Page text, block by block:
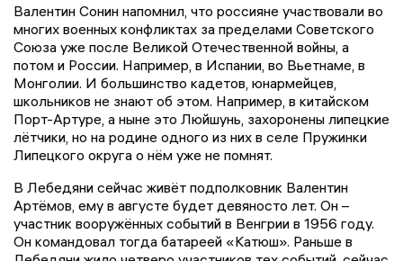
Валентин Сонин напомнил, что россияне участвовали во
многих военных конфликтах за пределами Советского
Союза уже после Великой Отечественной войны, а
потом и России. Например, в Испании, во Вьетнаме, в
Монголии. И большинство кадетов, юнармейцев,
школьников не знают об этом. Например, в китайском
Порт-Артуре, а ныне это Люйшунь, захоронены липецкие
лётчики, но на родине одного из них в селе Пружинки
Липецкого округа о нём уже не помнят.
В Лебедяни сейчас живёт подполковник Валентин
Артёмов, ему в августе будет девяносто лет. Он –
участник вооружённых событий в Венгрии в 1956 году.
Он командовал тогда батареей «Катюш». Раньше в